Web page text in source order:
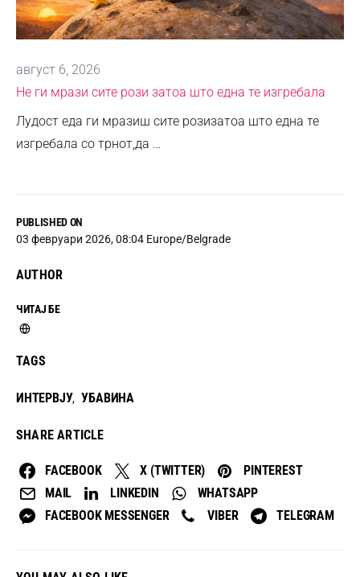
PUBLISHED ON
03 февруари 2026, 08:04 Europe/Belgrade
AUTHOR
ЧИТАЈ БЕ
TAGS
ИНТЕРВЈУ, УБАВИНА
SHARE ARTICLE
FACEBOOK X (TWITTER)
PINTEREST
MAIL
LINKEDIN
WHATSAPP
FACEBOOK MESSENGER
VIBER TELEGRAM
август 6, 2026
Не ги мрази сите рози затоа што една те изгребала
Лудост еда ги мразиш сите розизатоа што една те
изгребала со трнот,да …